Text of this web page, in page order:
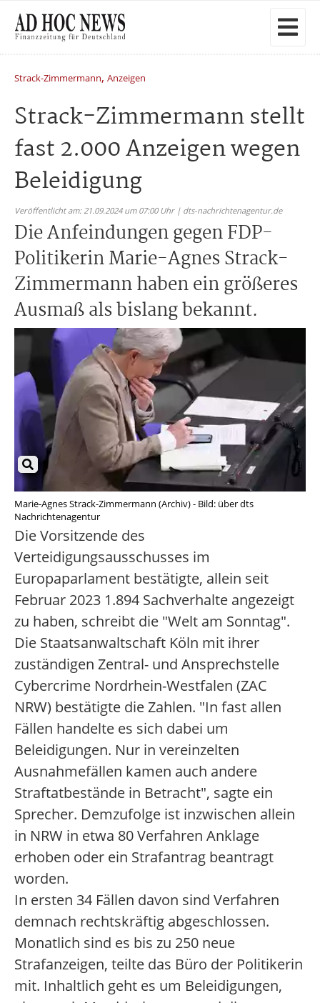
Strack-Zimmermann, Anzeigen
Strack-Zimmermann stellt
fast 2.000 Anzeigen wegen
Beleidigung
Veröffentlicht am: 21.09.2024 um 07:00 Uhr | dts-nachrichtenagentur.de
Die Anfeindungen gegen FDP-
Politikerin Marie-Agnes Strack-
Zimmermann haben ein größeres
Ausmaß als bislang bekannt.
Marie-Agnes Strack-Zimmermann (Archiv) - Bild: über dts
Nachrichtenagentur
Die Vorsitzende des
Verteidigungsausschusses im
Europaparlament bestätigte, allein seit
Februar 2023 1.894 Sachverhalte angezeigt
zu haben, schreibt die "Welt am Sonntag".
Die Staatsanwaltschaft Köln mit ihrer
zuständigen Zentral- und Ansprechstelle
Cybercrime Nordrhein-Westfalen (ZAC
NRW) bestätigte die Zahlen. "In fast allen
Fällen handelte es sich dabei um
Beleidigungen. Nur in vereinzelten
Ausnahmefällen kamen auch andere
Straftatbestände in Betracht", sagte ein
Sprecher. Demzufolge ist inzwischen allein
in NRW in etwa 80 Verfahren Anklage
erhoben oder ein Strafantrag beantragt
worden.
In ersten 34 Fällen davon sind Verfahren
demnach rechtskräftig abgeschlossen.
Monatlich sind es bis zu 250 neue
Strafanzeigen, teilte das Büro der Politikerin
mit. Inhaltlich geht es um Beleidigungen,